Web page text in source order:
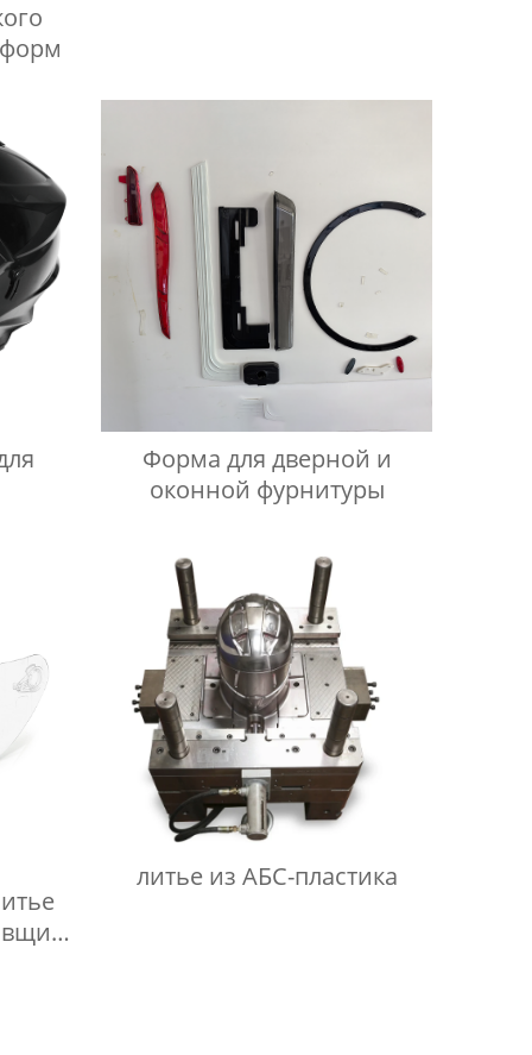
Форма для дверной и
оконной фурнитуры
литье из АБС-пластика